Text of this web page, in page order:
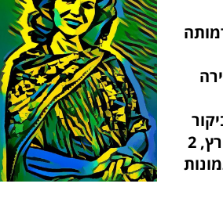
ג'יהאן סאדאת בארץ, 2